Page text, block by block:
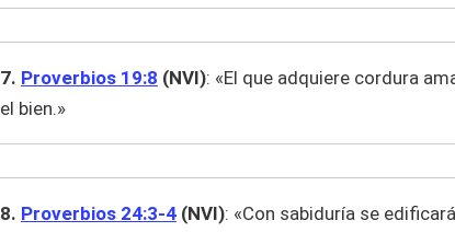
7. Proverbios 19:8 (NVI): «El que adquiere cordura
el bien.»
8. Proverbios 24:3-4 (NVI): «Con sabiduría se